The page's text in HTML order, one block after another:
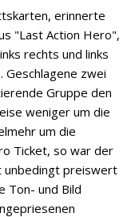
erinnerte
"Last Action Hero",
rechts und links
zwei
Gruppe den
weniger um die
um die
Ticket, so war der
unbedingt preiswert
Ton- und Bild